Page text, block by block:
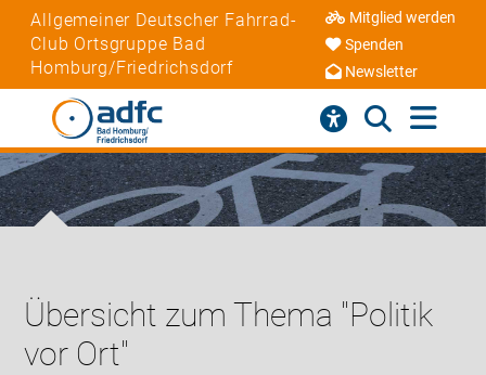
Allgemeiner Deutscher Fahrrad-
Club Ortsgruppe Bad
Homburg/Friedrichsdorf
Mitglied werden
Spenden
Newsletter
Übersicht zum Thema "Politik
vor Ort"